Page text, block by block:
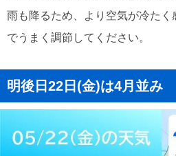
雨も降るため、より空気が冷た
でうまく調節してください。
明後日22日(金)は4月並み